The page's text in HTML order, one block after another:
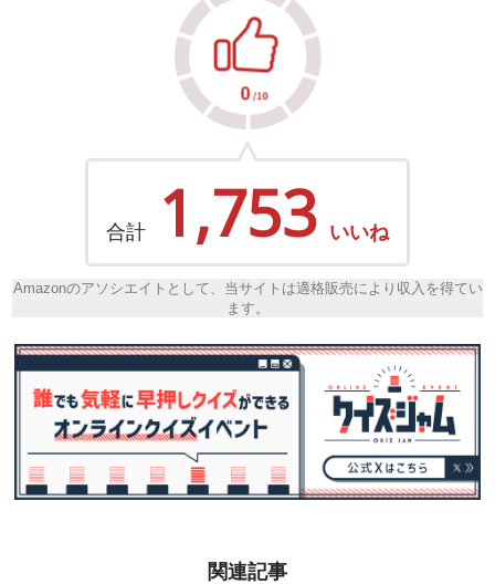
合計 1,753 いいね
Amazonのアソシエイトとして、当サイトは適格販売により収入を得てい
ます。
関連記事